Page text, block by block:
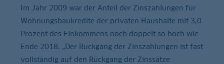
Im Jahr 2009 war der Anteil der Zinszahlungen für
Wohnungsbaukredite der privaten Haushalte mit 3,0
Prozent des Einkommens noch doppelt so hoch wie
Ende 2018. „Der Rückgang der Zinszahlungen ist fast
vollständig auf den Rückgang der Zinssätze